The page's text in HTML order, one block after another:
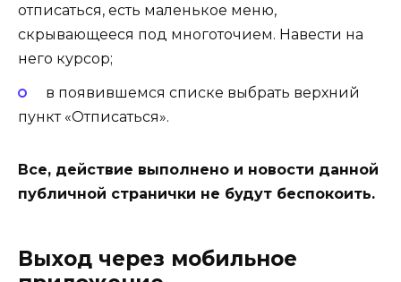
отписаться, есть маленькое меню,
скрывающееся под многоточием. Навести на
него курсор;
в появившемся списке выбрать верхний
пункт «Отписаться».
Все, действие выполнено и новости данной
публичной странички не будут беспокоить.
Выход через мобильное